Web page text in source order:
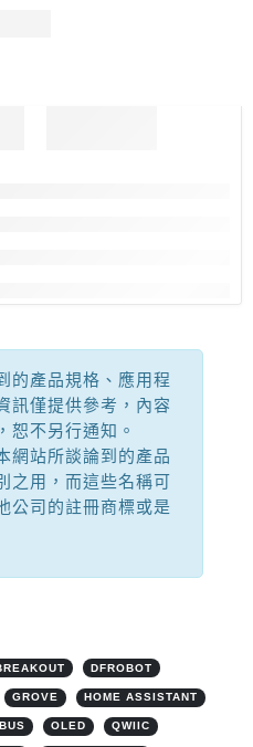
的產品規格、應用程
訊僅提供參考，內容
恕不另行通知。
網站所談論到的產品
之用，而這些名稱可
公司的註冊商標或是
DFROBOT
GROVE HOME ASSISTANT
OLED QWIIC